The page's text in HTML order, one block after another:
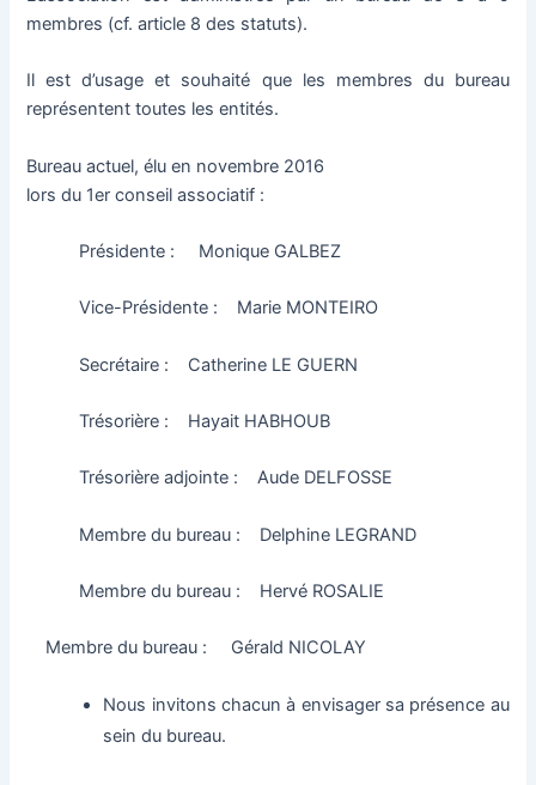
membres (cf. article 8 des statuts).
Il est d’usage et souhaité que les membres du bureau
représentent toutes les entités.
Bureau actuel, élu en novembre 2016
lors du 1er conseil associatif :
Présidente : Monique GALBEZ
Vice-Présidente : Marie MONTEIRO
Secrétaire : Catherine LE GUERN
Trésorière : Hayait HABHOUB
Trésorière adjointe : Aude DELFOSSE
Membre du bureau : Delphine LEGRAND
Membre du bureau : Hervé ROSALIE
Membre du bureau : Gérald NICOLAY
Nous invitons chacun à envisager sa présence au
sein du bureau.